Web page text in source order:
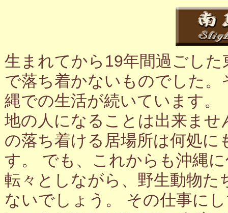
生まれてから19年間過ごし
で落ち着かないものでした
縄での生活が続いています
地の人になることは出来ま
の落ち着ける居場所は何処
す。 でも、これからも沖縄
転々としながら、野生動物
ないでしょう。 その仕事に